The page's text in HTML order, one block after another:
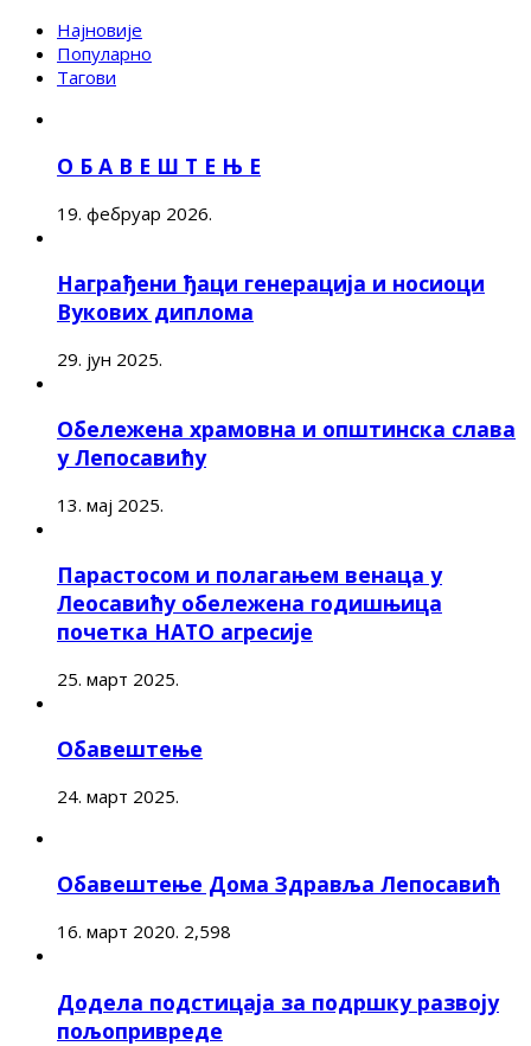
Најновије
Популарно
Тагови
О Б А В Е Ш Т Е Њ Е
19. фебруар 2026.
Награђени ђаци генерација и носиоци
Вукових диплома
29. јун 2025.
Обележена храмовна и општинска слава
у Лепосавићу
13. мај 2025.
Парастосом и полагањем венаца у
Леосавићу обележена годишњица
почетка НАТО агресије
25. март 2025.
Обавештење
24. март 2025.
Обавештење Дома Здравља Лепосавић
16. март 2020. 2,598
Додела подстицаја за подршку развоју
пољопривреде